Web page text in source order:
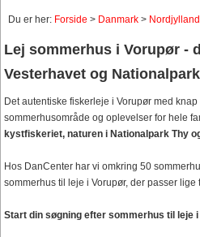
Du er her: Forside > Danmark > Nordjylland
Lej sommerhus i Vorupør -
Vesterhavet og
Det autentiske fiskerleje i Vorupør med
sommerhusområde og oplevelser for hele
kystfiskeriet, naturen i Nationalpark Thy
Hos DanCenter har vi omkring 50
sommerhus til leje i Vorupør, der passer
Start din søgning efter sommerhus til leje i